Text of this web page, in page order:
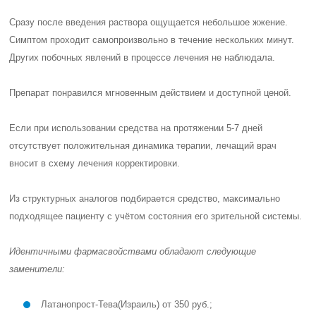
Сразу после введения раствора ощущается небольшое жжение.
Симптом проходит самопроизвольно в течение нескольких минут.
Других побочных явлений в процессе лечения не наблюдала.
Препарат понравился мгновенным действием и доступной ценой.
Если при использовании средства на протяжении 5-7 дней
отсутствует положительная динамика терапии, лечащий врач
вносит в схему лечения корректировки.
Из структурных аналогов подбирается средство, максимально
подходящее пациенту с учётом состояния его зрительной системы.
Идентичными фармасвойствами обладают следующие
заменители:
Латанопрост-Тева(Израиль) от 350 руб.;